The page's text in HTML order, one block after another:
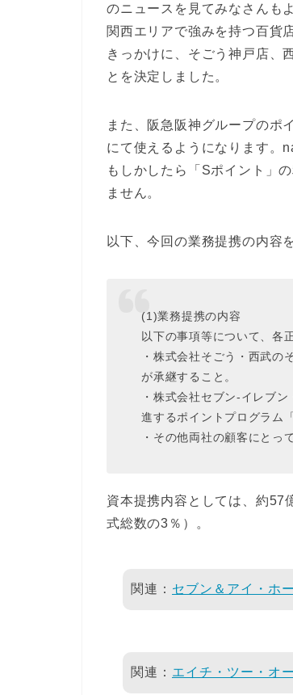
のニュースを見てみなさんも
関西エリアで強みを持つ百貨
きっかけに、そごう神戸店、
とを決定しました。
また、阪急阪神グループのポ
にて使えるようになります。
もしかしたら「Sポイント」
ません。
以下、今回の業務提携の内容
(1)業務提携の内容
以下の事項等について、各
・株式会社そごう・西武の
が承継すること。
・株式会社セブン‐イレブ
進するポイントプログラム
・その他両社の顧客にとっ
資本提携内容としては、約57
式総数の3％）。
関連： セブン＆アイ・ホ
関連： エイチ・ツー・オ